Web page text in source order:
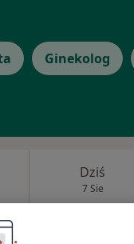
Ginekolog
Dziś
7 Sie